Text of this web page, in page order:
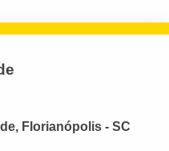
Florianópolis - SC